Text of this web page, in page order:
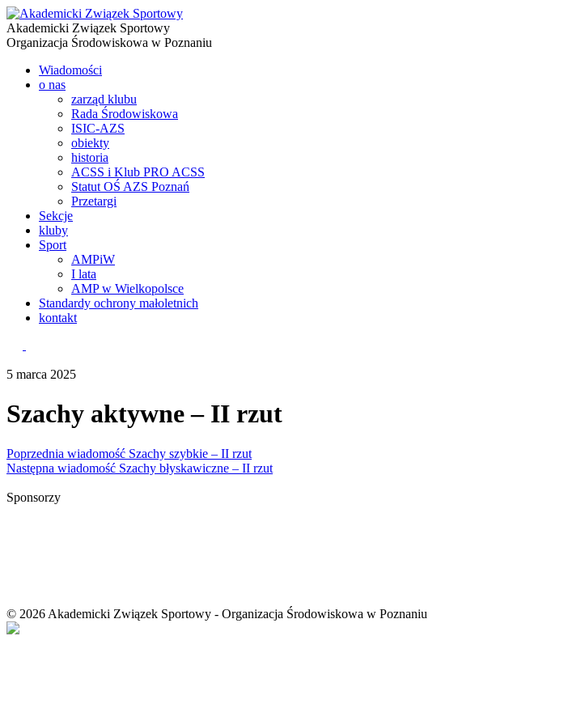
Akademicki Związek Sportowy
Organizacja Środowiskowa w Poznaniu
Wiadomości
o nas
zarząd klubu
Rada Środowiskowa
ISIC-AZS
obiekty
historia
ACSS i Klub PRO ACSS
Statut OŚ AZS Poznań
Przetargi
Sekcje
kluby
Sport
AMPiW
I lata
AMP w Wielkopolsce
Standardy ochrony małoletnich
kontakt
5 marca 2025
Szachy aktywne – II rzut
Nawigacja
wpisu
Poprzednia wiadomość Szachy szybkie – II rzut
Następna wiadomość Szachy błyskawiczne – II rzut
Sponsorzy
© 2026 Akademicki Związek Sportowy - Organizacja Środowiskowa w Poznaniu